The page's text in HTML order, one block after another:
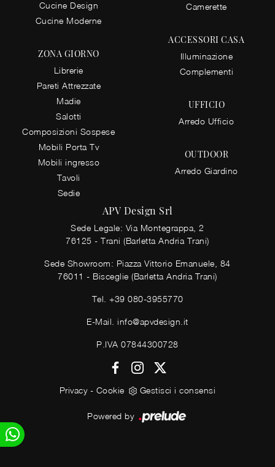
Cucine Design
Cucine Moderne
ZONA GIORNO
Librerie
Pareti Attrezzate
Madie
Salotti
Composizioni Sospese
Mobili Porta Tv
Mobili ingresso
Tavoli
Sedie
Camerette
ACCESSORI CASA
Illuminazione
Complementi
UFFICIO
Arredo Ufficio
OUTDOOR
Arredo Giardino
APV Design Srl
Sede Legale: Via Montegrappa, 2
76125 - Trani (Barletta Andria Trani)
Sede Showroom: Piazza Vittorio Emanuele, 84
76011 - Bisceglie (Barletta Andria Trani)
Tel. +39 080-3955770
E-Mail.info@apvdesign.it
P.IVA 07844300728
Privacy- Cookie Gestisci i consensi
Powered by